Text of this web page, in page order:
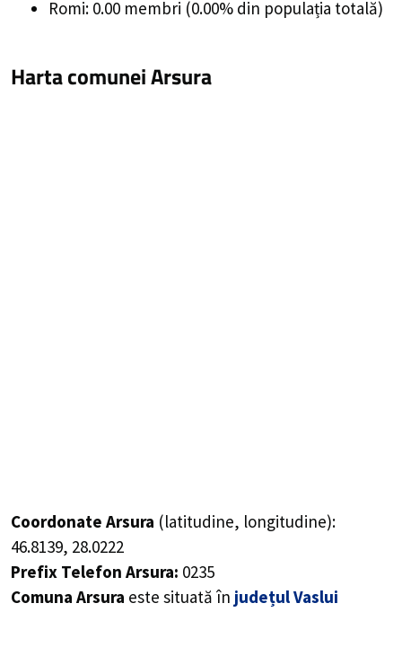
Romi: 0.00 membri (0.00% din populația totală)
Harta comunei Arsura
Coordonate Arsura (latitudine, longitudine):
46.8139, 28.0222
Prefix Telefon Arsura: 0235
Comuna Arsura este situată în județul Vaslui